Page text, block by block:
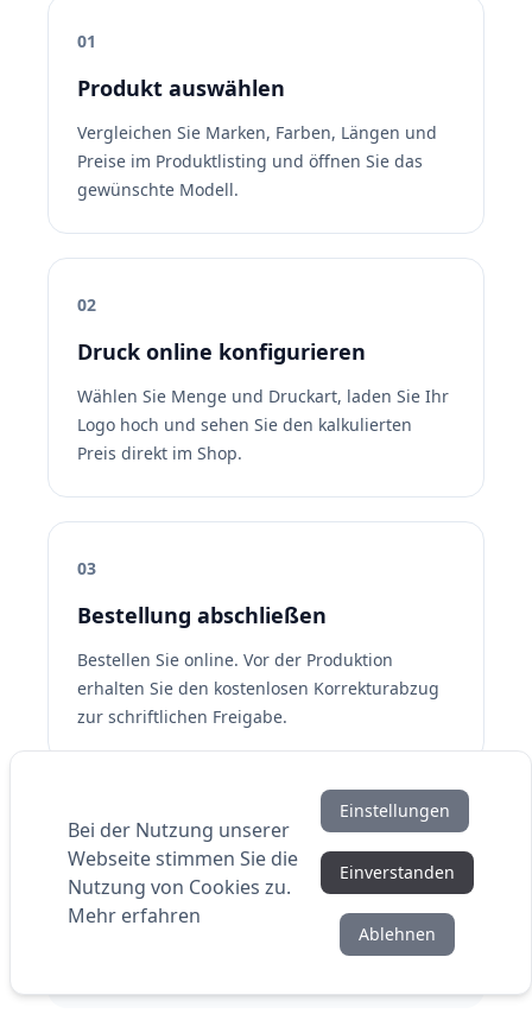
01
Produkt auswählen
Vergleichen Sie Marken, Farben, Längen und
Preise im Produktlisting und öffnen Sie das
gewünschte Modell.
02
Druck online konfigurieren
Wählen Sie Menge und Druckart, laden Sie Ihr
Logo hoch und sehen Sie den kalkulierten
Preis direkt im Shop.
03
Bestellung abschließen
Bestellen Sie online. Vor der Produktion
erhalten Sie den kostenlosen Korrekturabzug
zur schriftlichen Freigabe.
Sonderwunsch, Fixtermin oder größere
Ausschreibung? Dann fragen Sie über den
Produktberater ein individuelles,
unverbindliches Angebot an. Die direkte
Onlinebestellung bleibt für Standardaufträge
Bei der Nutzung unserer
Webseite stimmen Sie die
Nutzung von Cookies zu.
Mehr erfahren
Einstellungen
Einverstanden
Ablehnen